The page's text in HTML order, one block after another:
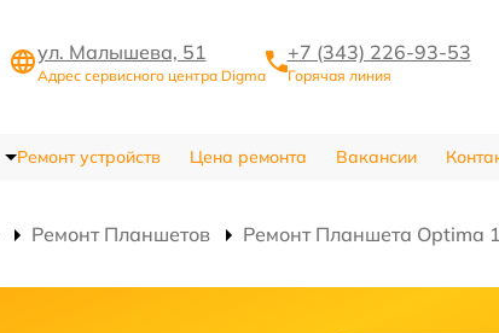
ул. Малышева, 51
Адрес сервисного центра Digma
+7 (343) 226-93-53
Горячая линия
Ремонт устройств Цена ремонта Вакансии
Ремонт Планшетов Ремонт Планшета Optima